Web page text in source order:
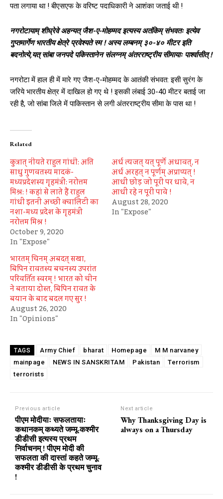
पता लगाया था ! बीएसएफ के वरिष्ट पदाधिकारी ने आशंका जताई थी !
नगरोटायाम् शीघ्रेवे अहन्यत् जैश-ए-मोहम्मद इत्यस्य अतंकिम् संभवतः इत्येव
गुप्तमार्गेण भारतीय क्षेत्रे प्रवेश्यते स्म ! अस्य लम्बनम् ३०-४० मीटर इति
बदनोत्ये,यत् सांबा जनपदे पकिस्तानेन संलग्नम् अंतरराष्ट्रीय सीमायाः पार्श्वासीत् !
नगरोटा में हाल ही में मारे गए जैश-ए-मोहम्‍मद के आतंकी संभवत: इसी सुरंग के
जरिये भारतीय क्षेत्र में दाखिल हो गए थे ! इसकी लंबाई 30-40 मीटर बताई जा
रही है, जो सांबा जिले में पाकिस्तान से लगी अंतरराष्ट्रीय सीमा के पास था !
Related
कुत्रात् नीयते राहुल गांधी: अति
साधु गुणवतस्य मादकं-
मध्यप्रदेशस्य गृहमंत्री: नरोत्तम
मिश्र: ! कहां से लाते हैं राहुल
गांधी इतनी अच्‍छी क्‍वालिटी का
नशा-मध्‍य प्रदेश के गृहमंत्री
नरोत्तम मिश्र !
October 9, 2020
In "Expose"
अर्ध त्यजत् यत् पूर्णे अधावत्, न
अर्ध अरहत् न पूर्णम् अप्राप्यत् !
आधी छोड़ जो पूरी पर धावे, न
आधी रहे न पूरी पावे !
August 28, 2020
In "Expose"
भारतम् चिनम् अबदत् सखा,
बिपिन रावतस्य बचनस्य उपरांत
परिवर्तित स्वरम् ! भारत को चीन
ने बताया दोस्त, बिपिन रावत के
बयान के बाद बदल गए सुर !
August 26, 2020
In "Opinions"
TAGS Army Chief bharat Homepage
M M narvaney
mainpage
NEWS IN SANSKRITAM Pakistan
Terrorism
terrorists
Previous article
पीएम मोदीयाः सफलतायाः
कथानकम् कथ्यते जम्मू-कश्मीर
डीडीसी इत्यस्य प्रथम
निर्वाचनम् ! पीएम मोदी की
सफलता की दास्तां कहते जम्मू-
कश्मीर डीडीसी के प्रथम चुनाव
!
Next article
Why Thanksgiving Day is
always on a Thursday